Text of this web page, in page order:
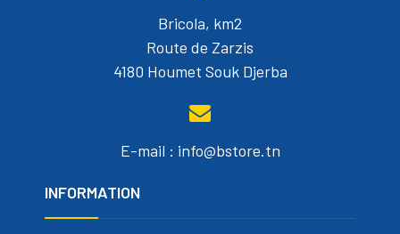
Bricola, km2
Route de Zarzis
4180 Houmet Souk Djerba
E-mail : info@bstore.tn
INFORMATION